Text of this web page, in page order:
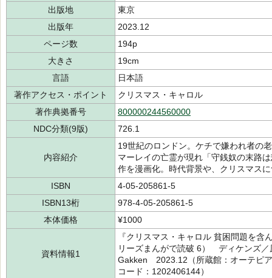
出版地
東京
出版年
2023.12
ページ数
194p
大きさ
19cm
言語
日本語
著作アクセス・ポイント
クリスマス・キャロル
著作典拠番号
800000244560000
NDC分類(9版)
726.1
内容紹介
19世紀のロンドン。ケチで嫌われ者の
マーレイの亡霊が現れ「守銭奴の末路
作を漫画化。時代背景や、クリスマス
ISBN
4-05-205861-5
ISBN13桁
978-4-05-205861-5
本体価格
¥1000
資料情報1
『クリスマス・キャロル 貧困問題を
リーズまんがで読破 6） ディケンズ
Gakken 2023.12（所蔵館：オーテ
コード：1202406144）